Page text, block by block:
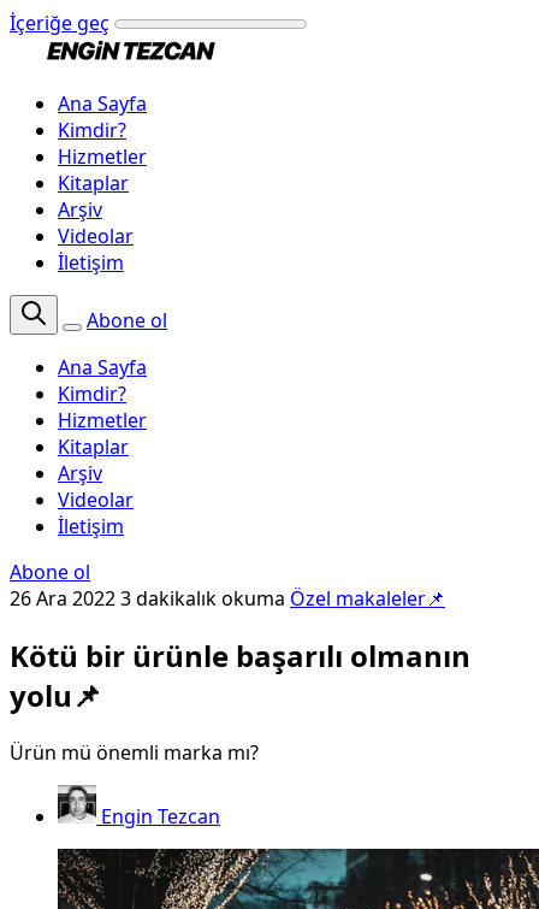
İçeriğe geç
Ana Sayfa
Kimdir?
Hizmetler
Kitaplar
Arşiv
Videolar
İletişim
Abone ol
Ana Sayfa
Kimdir?
Hizmetler
Kitaplar
Arşiv
Videolar
İletişim
Abone ol
26 Ara 20223 dakikalık okuma Özel makaleler📌
Kötü bir ürünle başarılı olmanın
yolu📌
Ürün mü önemli marka mı?
Engin Tezcan